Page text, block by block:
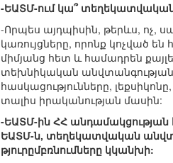
-ԵԱՏՄ-ում կա՞
-Որպես այդպիսին, թերևս, ոչ,
կառույցները, որոնք կոչված
միմյանց հետ և համադրեն
տեխնիկական
հասկացությունները,
տալիս իրականության մասին:
-ԵԱՏՄ-ին ՀՀ անդամակցության
ԵԱՏՄ-ն, տեղեկատվական
թյուրըմբռնումները կկանխի: